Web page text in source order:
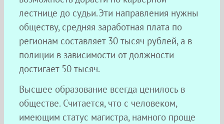
лестнице до судьи.Эти направления нужны
обществу, средняя заработная плата по
регионам составляет 30 тысяч рублей, а в
полиции в зависимости от должности
достигает 50 тысяч.
Высшее образование всегда ценилось в
обществе. Считается, что с человеком,
имеющим статус магистра, намного проще